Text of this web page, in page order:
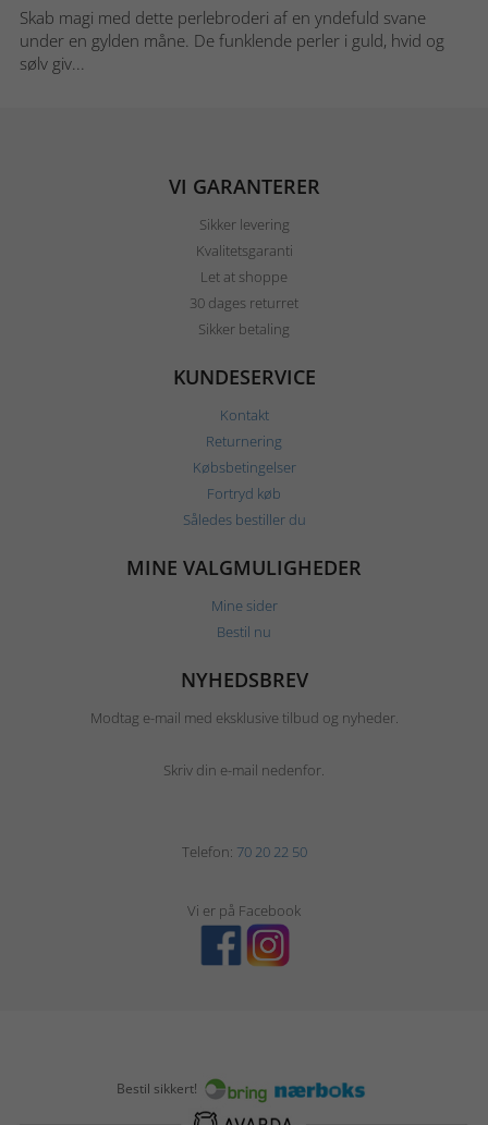
Skab magi med dette perlebroderi af en yndefuld svane
under en gylden måne. De funklende perler i guld, hvid og
sølv giv...
VI GARANTERER
Sikker levering
Kvalitetsgaranti
Let at shoppe
30 dages returret
Sikker betaling
KUNDESERVICE
Kontakt
Returnering
Købsbetingelser
Fortryd køb
Således bestiller du
MINE VALGMULIGHEDER
Mine sider
Bestil nu
NYHEDSBREV
Modtag e-mail med eksklusive tilbud og nyheder.
Skriv din e-mail nedenfor.
Telefon: 70 20 22 50
Vi er på Facebook
Bestil sikkert!